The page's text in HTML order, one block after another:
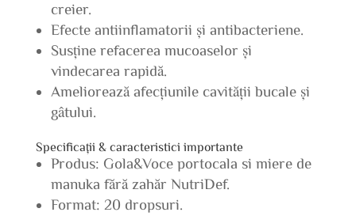
creier.
Efecte antiinflamatorii și antibacteriene.
Susține refacerea mucoaselor și
vindecarea rapidă.
Ameliorează afecțiunile cavității bucale și
gâtului.
Specificații & caracteristici importante
Produs: Gola&Voce portocala si miere de
manuka fără zahăr NutriDef.
Format: 20 dropsuri.